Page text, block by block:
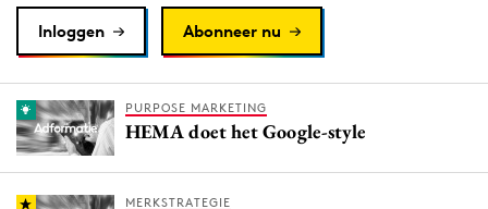
Inloggen Abonneer nu
PURPOSE MARKETING
HEMA doet het Google-style
MERKSTRATEGIE